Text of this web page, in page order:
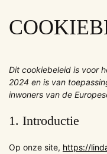
inhoud
gaan
Dit cookiebeleid is voor
2024 en is van
inwoners van de
1. Introductie
Op onze site, https://